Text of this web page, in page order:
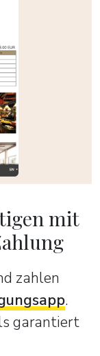
mit
zahlen
.
garantiert